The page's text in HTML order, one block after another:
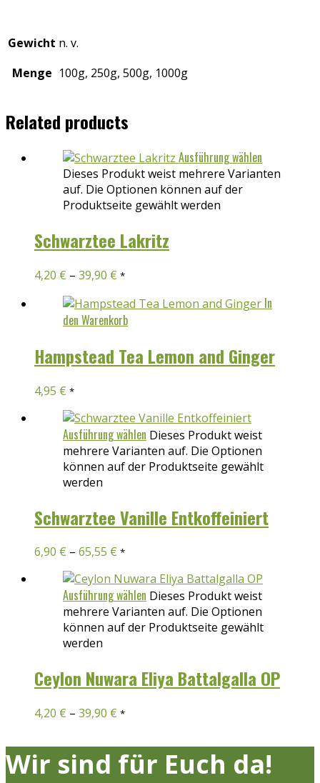
Gewicht n. v.
Menge 100g, 250g, 500g, 1000g
Related products
Ausführung wählen
Dieses Produkt weist mehrere Varianten
auf. Die Optionen können auf der
Produktseite gewählt werden
Schwarztee Lakritz
4,20 € – 39,90 € *
In
den Warenkorb
Hampstead Tea Lemon and Ginger
4,95 € *
Ausführung wählen Dieses Produkt weist
mehrere Varianten auf. Die Optionen
können auf der Produktseite gewählt
werden
Schwarztee Vanille Entkoffeiniert
6,90 € – 65,55 € *
Ausführung wählen Dieses Produkt weist
mehrere Varianten auf. Die Optionen
können auf der Produktseite gewählt
werden
Ceylon Nuwara Eliya Battalgalla OP
4,20 € – 39,90 € *
Wir sind für Euch da!